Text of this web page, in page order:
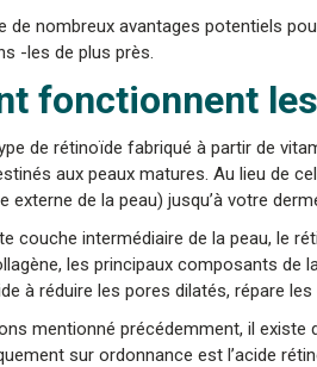
de nombreux avantages potentiels
-les de plus près.
fonctionnent
de rétinoïde fabriqué à partir de
aux peaux matures. Au lieu de
externe de la peau) jusqu’à votre
couche intermédiaire de la peau, le
les principaux composants de
à réduire les pores dilatés, répare
mentionné précédemment, il
sur ordonnance est l’acide